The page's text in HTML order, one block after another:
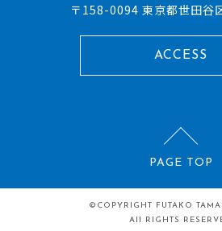
〒158-0094 東京都世田谷
ACCESS
PAGE TOP
©COPYRIGHT FUTAKO
All RIGHTS